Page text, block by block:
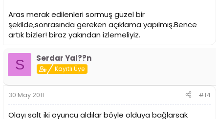
Aras merak edilenleri sormuş güzel bir
şekilde,sonrasında gereken açıklama yapılmış.Bence
artık bizler! biraz yakından izlemeliyiz.
S Serdar Yal??n
Kayıtlı Üye
30 May 2011 #14
Olayı salt iki oyuncu aldılar böyle olduya bağlarsak